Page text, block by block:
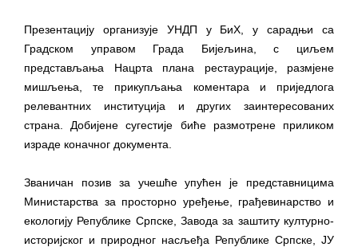
Oд 27. јула пријем захтјева за новчану
помоћ за набавку школског прибора
Обрасци захтјева за регресирано
гориво доступни од 13. марта до 15.
новембра
Обавјештење о забрани саобраћаја 6. и
7. августа
Обавјештење за предузетника - Вера
Презентацију организује УНДП у БиХ, у сарадњи са
Градском управом Града Бијељина, с циљем
представљања Нацрта плана рестаурације, размјене
мишљења, те прикупљања коментара и приједлога
релевантних институција и других заинтересованих
страна. Добијене сугестије биће размотрене приликом
израде коначног документа.
Званичан позив за учешће упућен је представницима
Министарства за просторно уређење, грађевинарство и
екологију Републике Српске, Завода за заштиту културно-
историјског и природног насљеђа Републике Српске, ЈУ